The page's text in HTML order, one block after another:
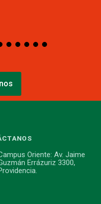
Oriente: Av. Jaime
Errázuriz 3300,